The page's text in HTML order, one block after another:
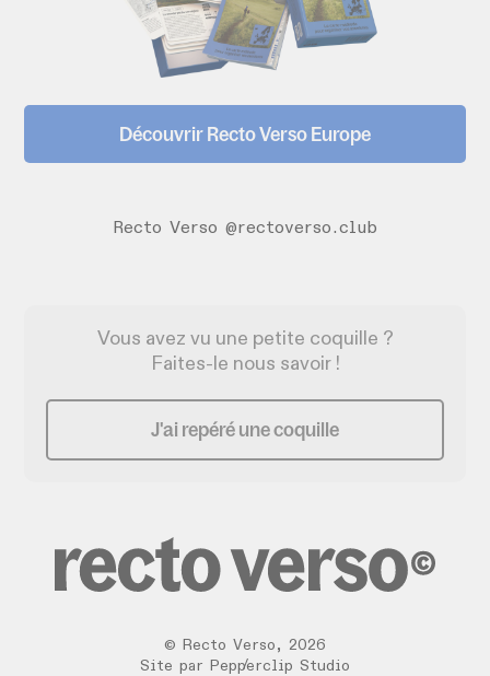
Découvrir Recto Verso Europe
Recto Verso @rectoverso.club
Vous avez vu une petite coquille ?
Faites-le nous savoir !
J'ai repéré une coquille
© Recto Verso , 2026
/
Site par
Pepperclip Studio